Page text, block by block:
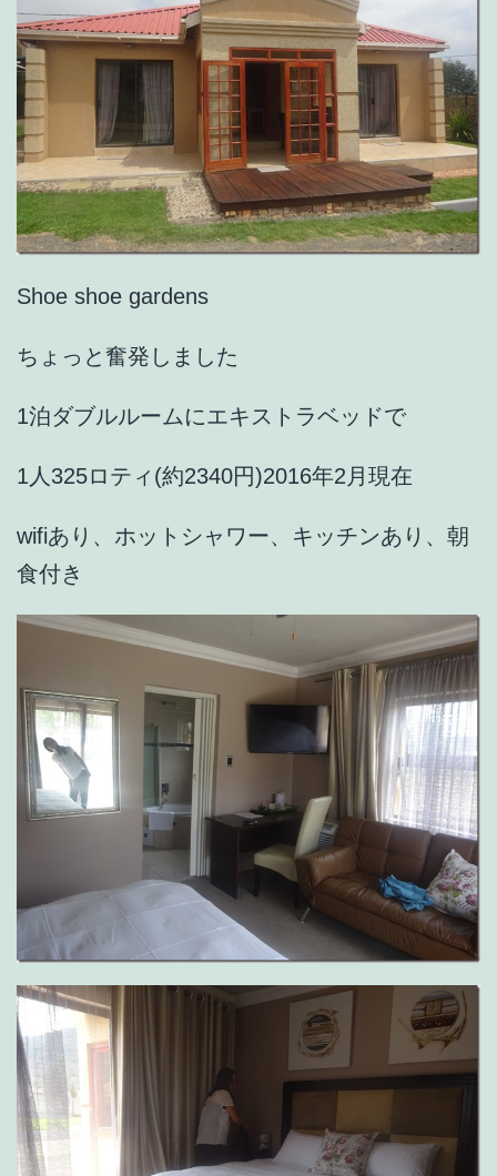
Shoe shoe gardens
ちょっと奮発しました
1泊ダブルルームにエキストラベッドで
1人325ロティ(約2340円)2016年2月現在
wifiあり、ホットシャワー、キッチンあり、朝
食付き